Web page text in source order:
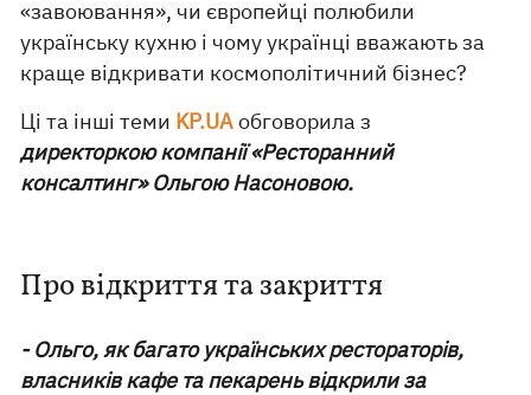
«завоювання», чи європейці полюбили
українську кухню і чому українці вважають за
краще відкривати космополітичний бізнес?
Ці та інші теми KP.UAобговорила з
директоркою компанії «Ресторанний
консалтинг» Ольгою Насоновою.
Про відкриття та закриття
- Ольго, як багато українських рестораторів,
власників кафе та пекарень відкрили за